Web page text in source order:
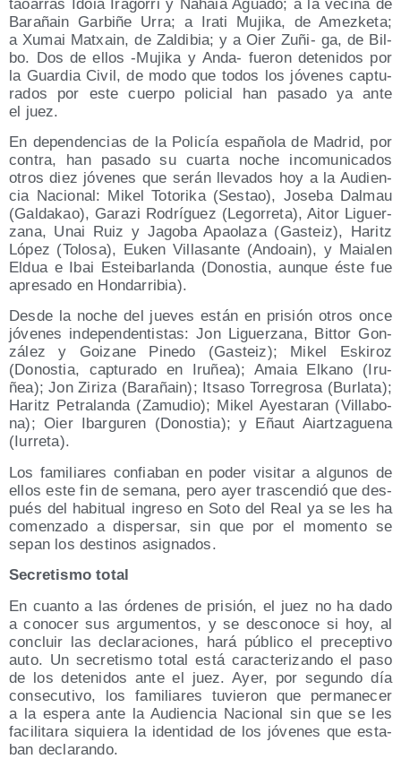
taoa­rras Idoia Ira­go­rri y Nahaia Agua­do; a la veci­na de
Bara­ñain Gar­bi­ñe Urra; a Ira­ti Muji­ka, de Amez­ke­ta;
a Xumai Matxain, de Zal­di­bia; y a Oier Zuñi- ga, de Bil­
bo. Dos de ellos ‑Muji­ka y Anda- fue­ron dete­ni­dos por
la Guar­dia Civil, de modo que todos los jóve­nes cap­tu­
ra­dos por este cuer­po poli­cial han pasa­do ya ante
el juez.
En depen­den­cias de la Poli­cía espa­ño­la de Madrid, por
con­tra, han pasa­do su cuar­ta noche inco­mu­ni­ca­dos
otros diez jóve­nes que serán lle­va­dos hoy a la Audien­
cia Nacio­nal: Mikel Toto­ri­ka (Ses­tao), Jose­ba Dal­mau
(Gal­da­kao), Gara­zi Rodrí­guez (Lego­rre­ta), Aitor Liguer­
za­na, Unai Ruiz y Jago­ba Apao­la­za (Gas­teiz), Haritz
López (Tolo­sa), Euken Villa­san­te (Andoain), y Maia­len
Eldua e Ibai Estei­bar­lan­da (Donos­tia, aun­que éste fue
apre­sa­do en Hondarribia).
Des­de la noche del jue­ves están en pri­sión otros once
jóve­nes inde­pen­den­tis­tas: Jon Liguer­za­na, Bit­tor Gon­
zá­lez y Goi­za­ne Pine­do (Gas­teiz); Mikel Eski­roz
(Donos­tia, cap­tu­ra­do en Iru­ñea); Amaia Elkano (Iru­
ñea); Jon Ziri­za (Bara­ñain); Itsa­so Torre­gro­sa (Bur­la­ta);
Haritz Petra­lan­da (Zamu­dio); Mikel Ayes­ta­ran (Villa­bo­
na); Oier Ibar­gu­ren (Donos­tia); y Eñaut Aiar­tza­gue­na
(Iurre­ta).
Los fami­lia­res con­fia­ban en poder visi­tar a algu­nos de
ellos este fin de sema­na, pero ayer tras­cen­dió que des­
pués del habi­tual ingre­so en Soto del Real ya se les ha
comen­za­do a dis­per­sar, sin que por el momen­to se
sepan los des­ti­nos asignados.
Secre­tis­mo total
En cuan­to a las órde­nes de pri­sión, el juez no ha dado
a cono­cer sus argu­men­tos, y se des­co­no­ce si hoy, al
con­cluir las decla­ra­cio­nes, hará públi­co el pre­cep­ti­vo
auto. Un secre­tis­mo total está carac­te­ri­zan­do el paso
de los dete­ni­dos ante el juez. Ayer, por segun­do día
con­se­cu­ti­vo, los fami­lia­res tuvie­ron que per­ma­ne­cer
a la espe­ra ante la Audien­cia Nacio­nal sin que se les
faci­li­ta­ra siquie­ra la iden­ti­dad de los jóve­nes que esta­
ban declarando.